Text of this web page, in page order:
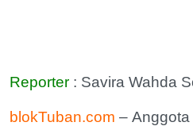
Reporter : Savira Wahda
blokTuban.com – Anggota